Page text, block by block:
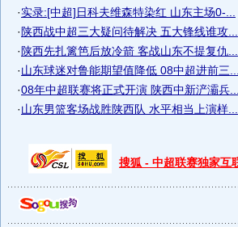
·实录:[中超]日科夫维森特染红 山东主场0-...
· 陕西战中超三大疑问待解决 五大锋线谁攻...
· 陕西先扎篱笆后放冷箭 客战山东不提复仇...
·山东球迷对鲁能期望值降低 08中超进前三...
·08年中超联赛将正式开演 陕西中新浐灞兵...
·山东男篮客场战胜陕西队 水平相当上演样...
搜狐 - 中超联赛独家互